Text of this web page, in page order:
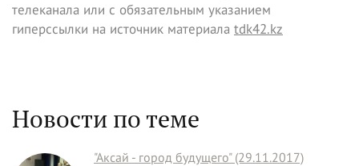
телеканала или с обязательным указанием
гиперссылки на источник материала tdk42.kz
Новости по теме
"Аксай - город будущего" (29.11.2017)